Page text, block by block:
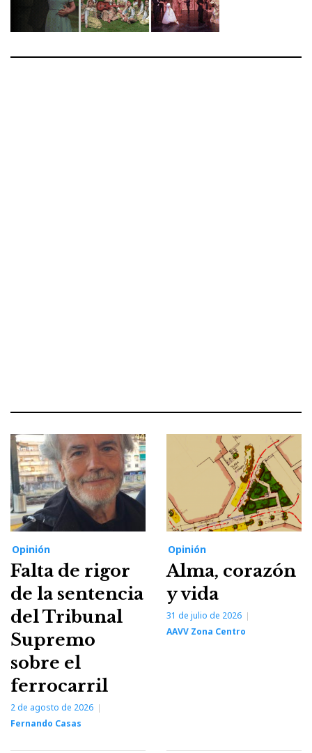
Opinión
Falta de rigor
de la sentencia
del Tribunal
Supremo
sobre el
ferrocarril
2 de agosto de 2026
Fernando Casas
Opinión
Alma, corazón
y vida
31 de julio de 2026
AAVV Zona Centro